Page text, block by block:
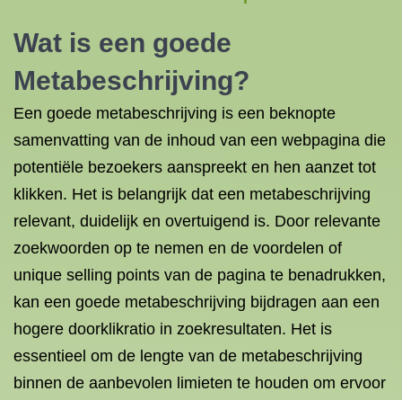
Wat is een goede
Metabeschrijving?
Een goede metabeschrijving is een beknopte
samenvatting van de inhoud van een webpagina die
potentiële bezoekers aanspreekt en hen aanzet tot
klikken. Het is belangrijk dat een metabeschrijving
relevant, duidelijk en overtuigend is. Door relevante
zoekwoorden op te nemen en de voordelen of
unique selling points van de pagina te benadrukken,
kan een goede metabeschrijving bijdragen aan een
hogere doorklikratio in zoekresultaten. Het is
essentieel om de lengte van de metabeschrijving
binnen de aanbevolen limieten te houden om ervoor